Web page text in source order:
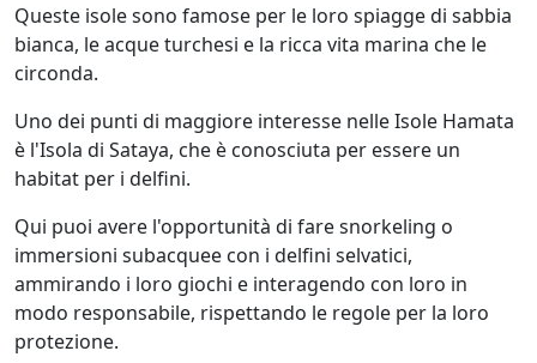
Queste isole sono famose per le loro spiagge di sabbia
bianca, le acque turchesi e la ricca vita marina che le
circonda.
Uno dei punti di maggiore interesse nelle Isole Hamata
è l'Isola di Sataya, che è conosciuta per essere un
habitat per i delfini.
Qui puoi avere l'opportunità di fare snorkeling o
immersioni subacquee con i delfini selvatici,
ammirando i loro giochi e interagendo con loro in
modo responsabile, rispettando le regole per la loro
protezione.